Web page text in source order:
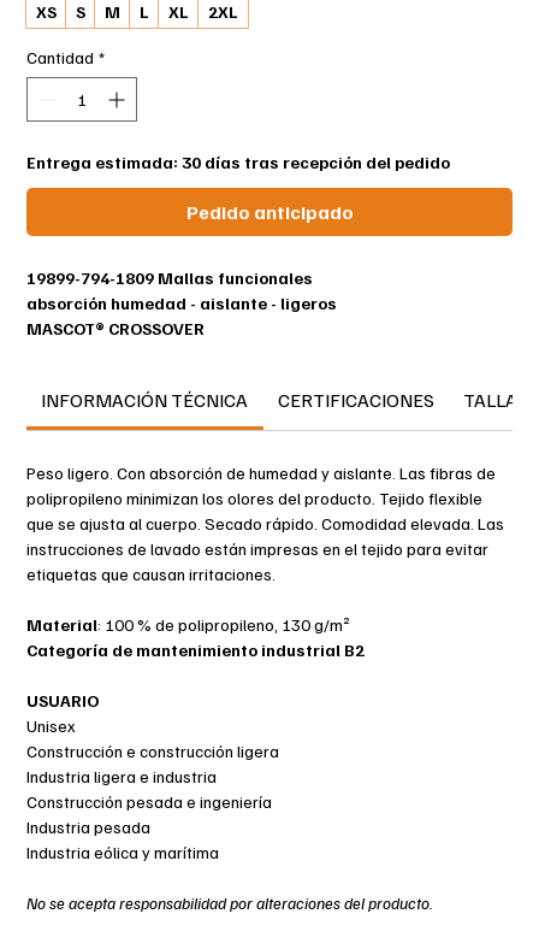
XS
S M L XL 2XL
Cantidad *
Entrega estimada: 30 días tras recepción del pedido
Pedido anticipado
19899-794-1809 Mallas funcionales
absorción humedad - aislante - ligeros
MASCOT® CROSSOVER
Las fibras de polipropileno minimizan los olores del producto.
Las eficientes propiedades de absorción de la humedad
enfriamientos.
Secado rápido: un factor importante para evitar el
enfriamiento del cuerpo.
Es apto para hombre y mujer gracias a su elasticidad.
INFORMACIÓN TÉCNICA CERTIFICACIONES TALLAS
Peso ligero. Con absorción de humedad y aislante. Las fibras de
polipropileno minimizan los olores del producto. Tejido flexible
que se ajusta al cuerpo. Secado rápido. Comodidad elevada. Las
instrucciones de lavado están impresas en el tejido para evitar
etiquetas que causan irritaciones.
Material: 100 % de polipropileno, 130 g/m²
Categoría de mantenimiento industrial B2
USUARIO
Unisex
Construcción e construcción ligera
Industria ligera e industria
Construcción pesada e ingeniería
Industria pesada
Industria eólica y marítima
No se acepta responsabilidad por alteraciones del producto.